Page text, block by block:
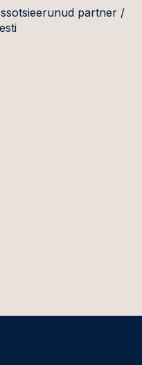
partner /